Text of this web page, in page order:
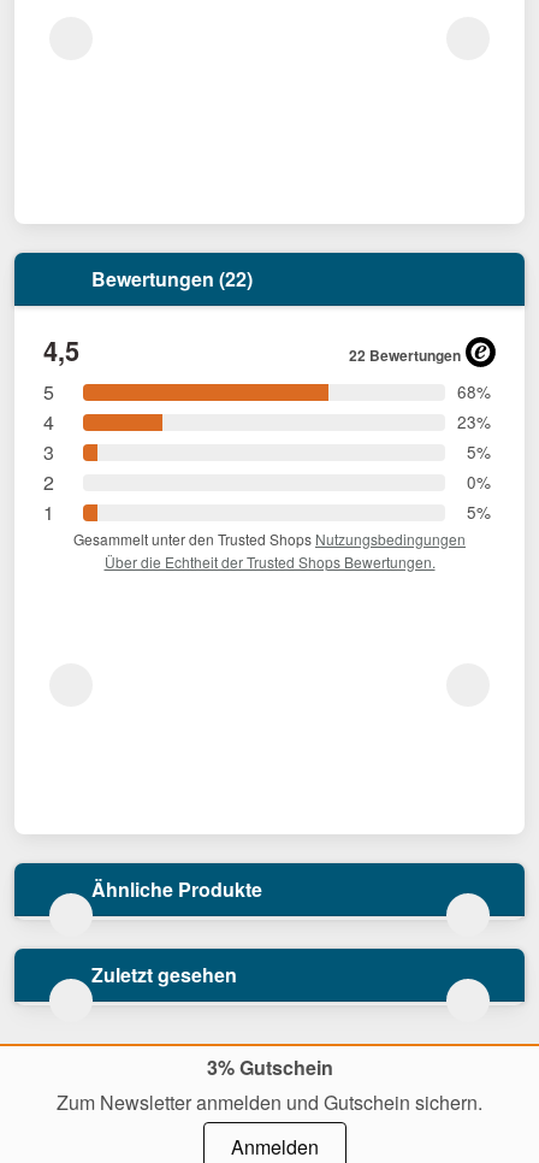
Bewertungen (22)
4,5 22 Bewertungen
5 68%
4 23%
3 5%
2 0%
1 5%
Gesammelt unter den Trusted Shops Nutzungsbedingungen
Über die Echtheit der Trusted Shops Bewertungen.
Ähnliche Produkte
Zuletzt gesehen
3% Gutschein
Zum Newsletter anmelden und Gutschein sichern.
Anmelden